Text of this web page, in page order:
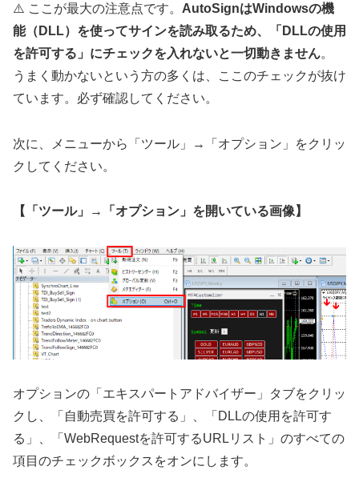
⚠️ ここが最大の注意点です。 AutoSignはWindowsの機
能（DLL）を使ってサインを読み取るため、「DLLの使用
を許可する」にチェックを入れないと一切動きません。
うまく動かないという方の多くは、ここのチェックが抜け
ています。必ず確認してください。
次に、メニューから「ツール」→「オプション」をクリッ
クしてください。
【「ツール」→「オプション」を開いている画像】
オプションの「エキスパートアドバイザー」タブをクリッ
クし、「自動売買を許可する」、「DLLの使用を許可す
る」、「WebRequestを許可するURLリスト」のすべての
項目のチェックボックスをオンにします。